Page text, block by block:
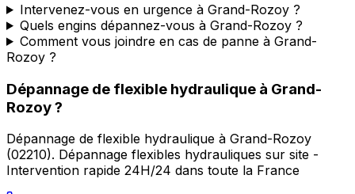
Intervenez-vous en urgence à Grand-Rozoy ?
Quels engins dépannez-vous à Grand-Rozoy ?
Comment vous joindre en cas de panne à Grand-
Rozoy ?
Dépannage de flexible hydraulique à Grand-
Rozoy?
Dépannage de flexible hydraulique à Grand-Rozoy
(02210). Dépannage flexibles hydrauliques sur site -
Intervention rapide 24H/24 dans toute la France